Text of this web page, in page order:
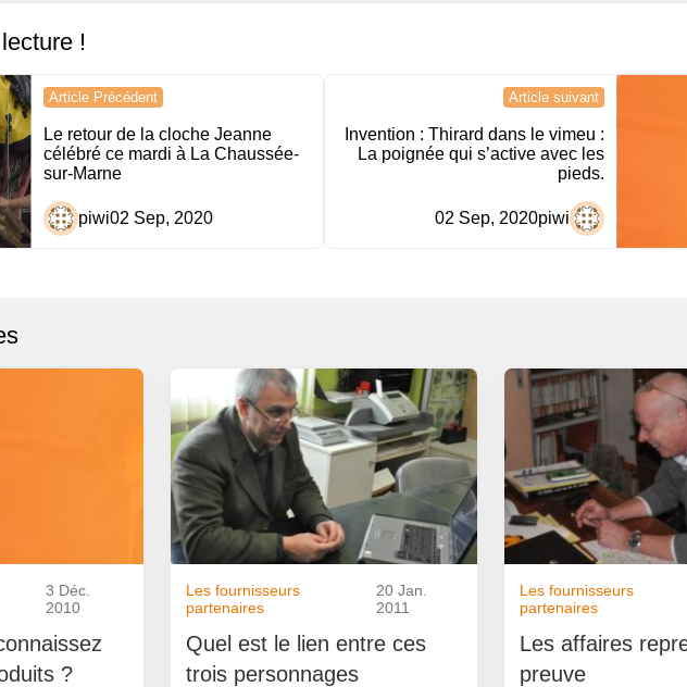
!
Article Précédent
Le retour de la cloche Jeanne
célébré ce mardi à La Chaussée-
sur-Marne
piwi02 Sep, 2020
Article suivant
Invention : Thirard dans le vimeu :
La poignée qui s’active avec les
pieds.
piwi
02 Sep, 2020
3 Déc.
2010
?
Les fournisseurs
partenaires
20 Jan.
2011
Quel est le lien entre ces
trois personnages
Les fournisseurs
partenaires
Les affaires
preuve